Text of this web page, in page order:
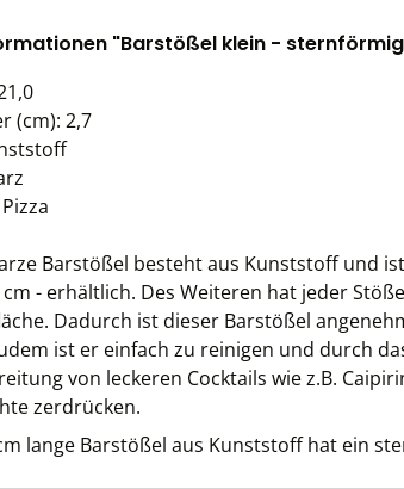
"Barstößel klein -
(cm): 2,7
Barstößel besteht aus Kunststoff und
cm - erhältlich. Des Weiteren hat jeder
Dadurch ist dieser Barstößel
ist er einfach zu reinigen und durch
von leckeren Cocktails wie z.B.
zerdrücken.
lange Barstößel aus Kunststoff hat ein